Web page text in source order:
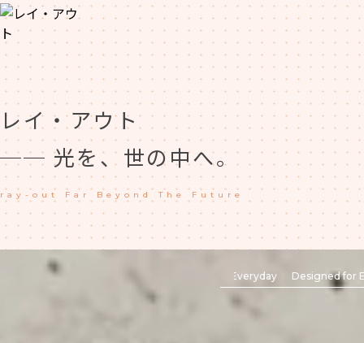
トップ
iPhone
Xperia
Galaxy
レイ ・アウト
── 光を、 世の中へ。
r a y - o u t F a r B e y o n d T h e F u t u r e
Designed for Everyday Designed for